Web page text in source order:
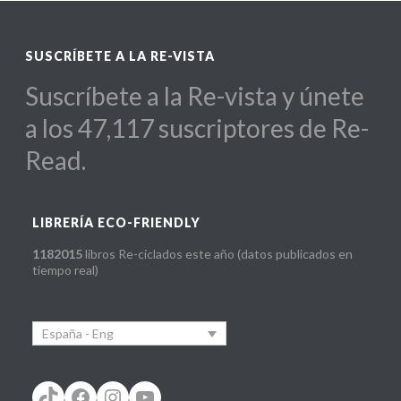
SUSCRÍBETE A LA RE-VISTA
Suscríbete a la Re-vista y únete
a los 47,117 suscriptores de Re-
Read.
LIBRERÍA ECO-FRIENDLY
1182015libros Re-ciclados este año (datos publicados en
tiempo real)
España - Eng
TikTokFacebook
Instagram
YouTube